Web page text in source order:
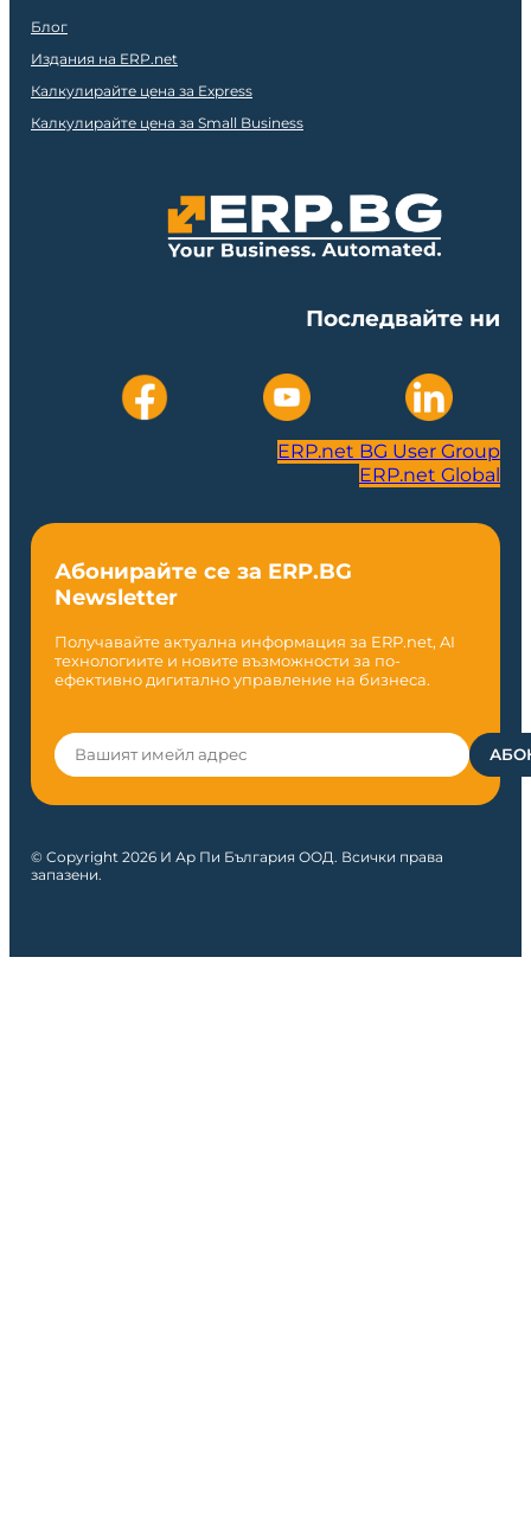
Блог
Издания на ERP.net
Калкулирайте цена за Express
Калкулирайте цена за Small Business
Последвайте ни
ERP.net BG User Group
ERP.net Global
Абонирайте се за ERP.BG
Newsletter
Получавайте актуална информация за ERP.net, AI
технологиите и новите възможности за по-
ефективно дигитално управление на бизнеса.
© Copyright 2026 И Ар Пи България ООД. Всички права
запазени.